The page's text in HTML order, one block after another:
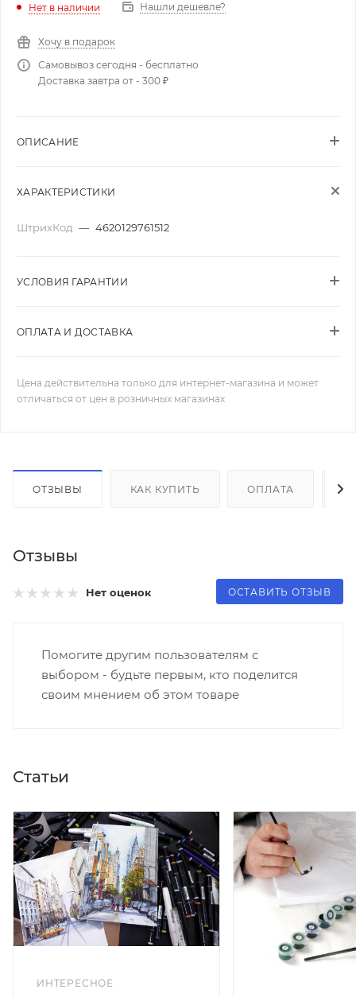
Нет в наличии Нашли дешевле?
Хочу в подарок
Самовывоз сегодня - бесплатно
Доставка завтра от - 300 ₽
ОПИСАНИЕ
ХАРАКТЕРИСТИКИ
ШтрихКод — 4620129761512
УСЛОВИЯ ГАРАНТИИ
ОПЛАТА И ДОСТАВКА
Цена действительна только для интернет-магазина и может
отличаться от цен в розничных магазинах
ОТЗЫВЫ КАК КУПИТЬ ОПЛАТА
Отзывы
Нет оценок ОСТАВИТЬ ОТЗЫВ
Помогите другим пользователям с
выбором - будьте первым, кто поделится
своим мнением об этом товаре
Статьи
ИНТЕРЕСНОЕ